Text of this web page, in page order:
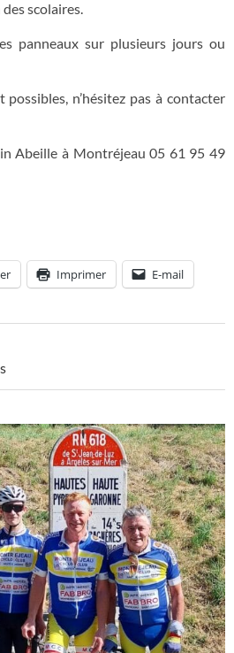
scolaires.
panneaux sur plusieurs jours ou
n’hésitez pas à contacter
Abeille à Montréjeau 05 61 95 49
Imprimer E-mail